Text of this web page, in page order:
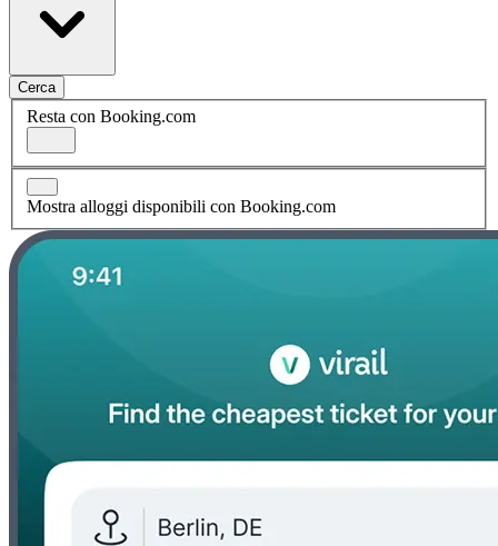
Cerca
Resta con Booking.com
Mostra alloggi disponibili con Booking.com